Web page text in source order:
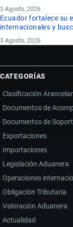
3 Agosto, 2026
Ecuador fortalece su
internacionales y
3 Agosto, 2026
CATEGORÍAS
Clasificación
Documentos de
Documentos de
Exportaciones
Importaciones
Legislación Aduanera
Operaciones
Obligación Tributaria
Valoración Aduanera
Actualidad